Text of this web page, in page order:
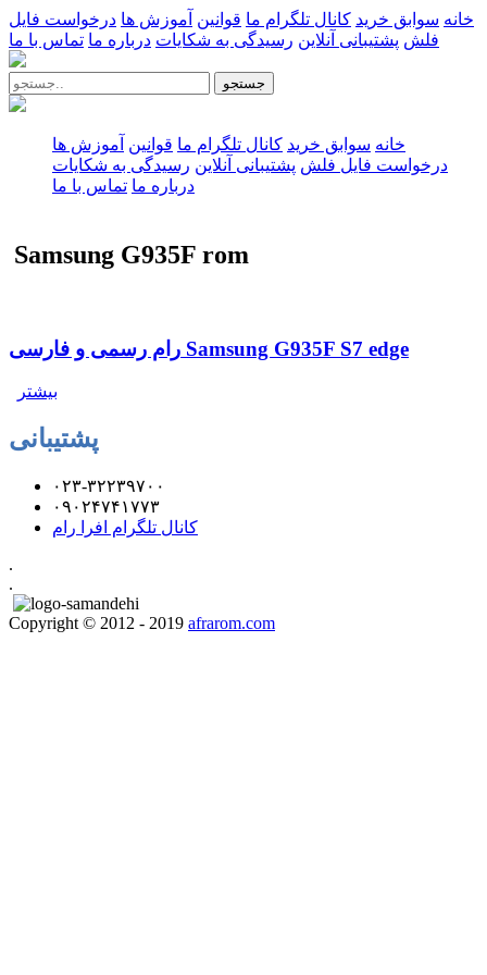
خانه سوابق خرید کانال تلگرام ما قوانین آموزش ها درخواست فایل
فلش پشتیبانی آنلاین رسیدگی به شکایات درباره ما تماس با ما
جستجو
خانه سوابق خرید کانال تلگرام ما قوانین آموزش ها
درخواست فایل فلش پشتیبانی آنلاین رسیدگی به شکایات
درباره ما تماس با ما
Samsung G935F rom
رام رسمی و فارسی Samsung G935F S7 edge
بیشتر
پشتیبانی
۰۲۳-۳۲۲۳۹۷۰۰
۰۹۰۲۴۷۴۱۷۷۳
کانال تلگرام افرا رام
.
.
Copyright © 2012 - 2019 afrarom.com